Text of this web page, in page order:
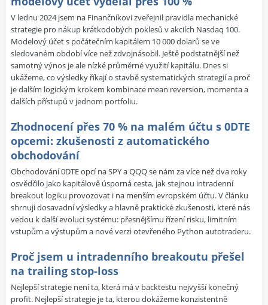
V lednu 2024 jsem na Finančníkovi zveřejnil pravidla mechanické
strategie pro nákup krátkodobých poklesů v akciích Nasdaq 100.
Modelový účet s počátečním kapitálem 10 000 dolarů se ve
sledovaném období více než zdvojnásobil. Ještě podstatnější než
samotný výnos je ale nízké průměrné využití kapitálu. Dnes si
ukážeme, co výsledky říkají o stavbě systematických strategií a proč
je dalším logickým krokem kombinace mean reversion, momenta a
dalších přístupů v jednom portfoliu.
Zhodnocení přes 70 % na malém účtu s 0DTE
opcemi: zkušenosti z automatického
obchodování
Obchodování 0DTE opcí na SPY a QQQ se nám za více než dva roky
osvědčilo jako kapitálově úsporná cesta, jak stejnou intradenní
breakout logiku provozovat i na menším evropském účtu. V článku
shrnuji dosavadní výsledky a hlavně praktické zkušenosti, které nás
vedou k další evoluci systému: přesnějšímu řízení risku, limitním
vstupům a výstupům a nové verzi otevřeného Python autotraderu.
Proč jsem u intradenního breakoutu přešel
na trailing stop-loss
Nejlepší strategie není ta, která má v backtestu nejvyšší konečný
profit. Nejlepší strategie je ta, kterou dokážeme konzistentně